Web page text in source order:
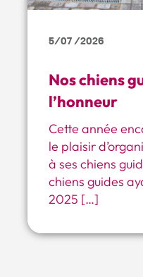
Nos chiens
l’honneur
Cette année
le plaisir
à ses chiens
chiens guides
2025 […]
5/07 /2026